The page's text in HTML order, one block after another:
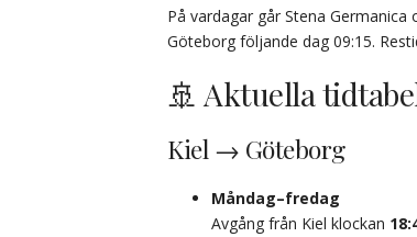
På vardagar går Stena
Göteborg följande dag 09:15.
🚢 Aktuella
Kiel → Göteborg
Måndag–fredag
Avgång från Kiel klockan